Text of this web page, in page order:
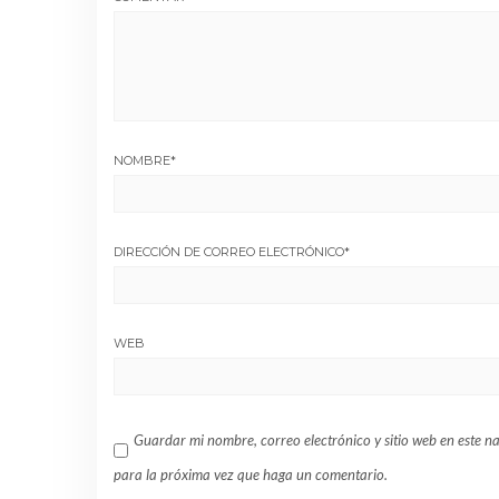
NOMBRE*
DIRECCIÓN DE CORREO ELECTRÓNICO*
WEB
Guardar mi nombre, correo electrónico y sitio web en este
para la próxima vez que haga un comentario.